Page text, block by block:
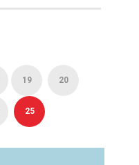
19 20
25